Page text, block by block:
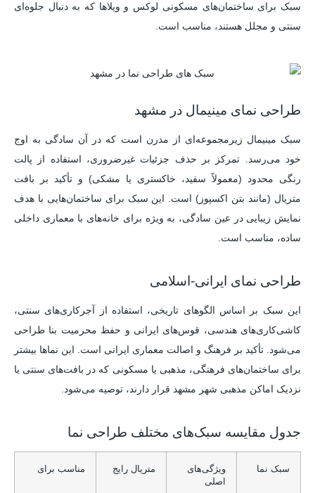
سبک برای ساختمان‌های مسکونی لوکس و ویلاها که به دنبال جلوه‌ای
سنتی و مجلل هستند، مناسب است.
طراحی نمای مینیمال در مشهد
سبک مینیمال زیرمجموعه‌ای از مدرن است که در آن سادگی به اوج
خود می‌رسد. تمرکز بر حذف جزئیات غیرضروری، استفاده از پالت
رنگی محدود (معمولاً سفید، خاکستری یا مشکی) و تأکید بر بافت
متریال (مانند بتن اکسپوز) است. این سبک برای ساختمان‌هایی با هدف
نمایش زیبایی در عین سادگی، به ویژه برای خانه‌های با معماری داخلی
ساده، مناسب است.
طراحی نمای ایرانی-اسلامی
این سبک بر اساس الگوهای تاریخی، استفاده از آجرکاری‌های سنتی،
کاشی‌کاری‌های هندسی، قوس‌های ایرانی و حفظ محرمیت بنا طراحی
می‌شود. تأکید بر فرهنگ و اصالت معماری ایرانی است. این نماها بیشتر
برای ساختمان‌های فرهنگی، مذهبی یا مسکونی که در بافت‌های سنتی یا
نزدیک اماکن مذهبی شهر مشهد قرار دارند، توصیه می‌شود.
جدول مقایسه سبک‌های مختلف طراحی نما
سبک نما
ویژگی‌های
اصلی
متریال رایج مناسب برای